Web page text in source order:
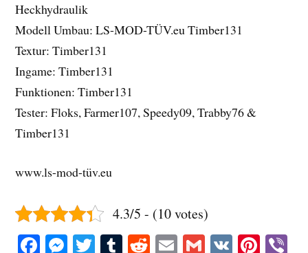
Heckhydraulik
Modell Umbau: LS-MOD-TÜV.eu Timber131
Textur: Timber131
Ingame: Timber131
Funktionen: Timber131
Tester: Floks, Farmer107, Speedy09, Trabby76 &
Timber131
www.ls-mod-tüv.eu
4.3/5 - (10 votes)
Fa M T T R E G V Pi